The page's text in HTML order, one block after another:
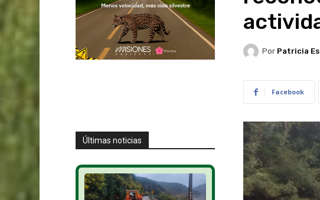
Últimas noticias
Por Patricia
Facebook